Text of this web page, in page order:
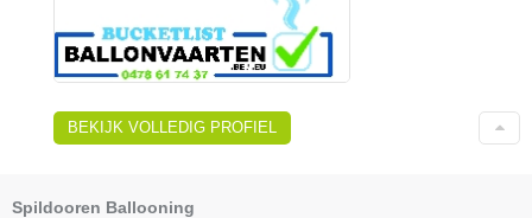
BEKIJK VOLLEDIG PROFIEL
Spildooren Ballooning